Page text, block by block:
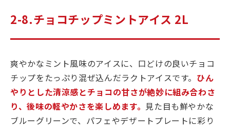
2-8.チョコチップミントアイス 2L
爽やかなミント風味のアイスに、口どけの良いチョコ
チップをたっぷり混ぜ込んだラクトアイスです。 ひん
やりとした清涼感とチョコの甘さが絶妙に組み合わさ
り、後味の軽やかさを楽しめます。 見た目も鮮やかな
ブルーグリーンで、パフェやデザートプレートに彩り